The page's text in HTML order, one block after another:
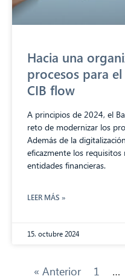
Hacia una
procesos para
CIB flow
A principios de 2024, el
reto de modernizar los
Además de la
eficazmente los
entidades financieras.
LEER MÁS »
15. octubre 2024
« Anterior 1 …